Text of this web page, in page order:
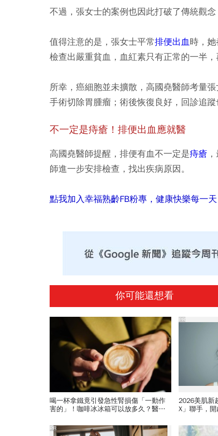
不過，張女士的案例也因此打破了傳統觀
值得注意的是，張女士平常排便出血時，
檢查出嚴重貧血，血紅素只有正常的一半
所幸，癌細胞並未擴散，高國堯醫師考量
手術切除胃腫瘤；術後恢復良好，回診追
不一定是痔瘡！排便出血應就醫
高國堯醫師提醒，排便有血不一定是痔瘡
師進一步安排檢查，找出疾病原因。
點我加入幸福熟齡FB粉專，健康快樂每一天
你可能還想看
喝一杯拿鐵竟引發急性腎損傷「一動作
害的」！咖啡冰冰箱可以放多久？醫：
2026美肌新
X」聯手，
PR
PR